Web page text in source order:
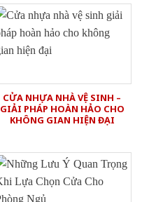
CỬA NHỰA NHÀ VỆ SINH –
GIẢI PHÁP HOÀN HẢO CHO
KHÔNG GIAN HIỆN ĐẠI